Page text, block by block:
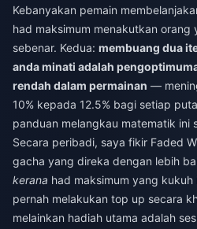
Kebanyakan pemain
had maksimum menakutkan orang
sebenar. Kedua: membuang dua
anda minati adalah
rendah dalam permainan —
10% kepada 12.5% bagi setiap
panduan melangkau matematik ini
Secara peribadi, saya fikir Faded
gacha yang direka dengan lebih
kerana had maksimum yang
pernah melakukan top up secara
melainkan hadiah utama adalah